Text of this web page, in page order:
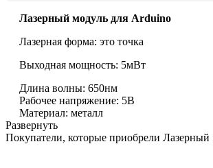
Лазерный модуль для Arduino
Лазерная форма: это точка
Выходная мощность: 5мВт
Длина волны: 650нм
Рабочее напряжение: 5В
Материал: металл
Развернуть
Покупатели, которые приобрели